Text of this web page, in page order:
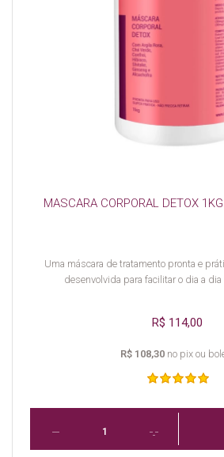
MASCARA CORPORAL DETOX
Uma máscara de tratamento pronta e
desenvolvida para facilitar o dia a dia
R$ 114,00
R$ 108,30 no pix ou